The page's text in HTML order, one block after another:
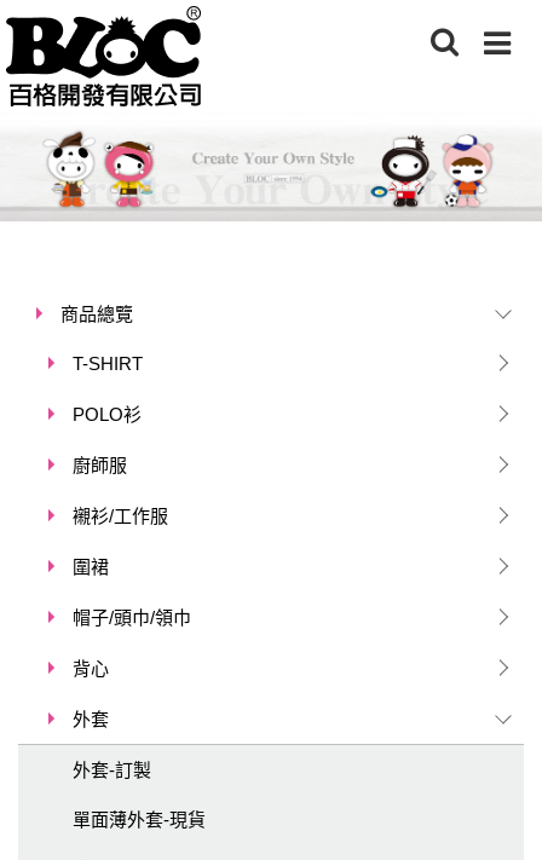
商品總覽
T-SHIRT
POLO衫
廚師服
襯衫/工作服
圍裙
帽子/頭巾/領巾
背心
外套
外套-訂製
單面薄外套-現貨